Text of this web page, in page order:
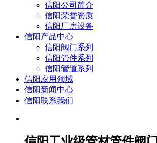
信阳公司简介
信阳荣誉资质
信阳厂房设备
信阳产品中心
信阳阀门系列
信阳管件系列
信阳管道系列
信阳应用领域
信阳新闻中心
信阳联系我们